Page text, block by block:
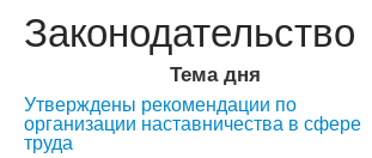
Законодательство
Тема дня
Утверждены рекомендации по
организации наставничества в сфере
труда